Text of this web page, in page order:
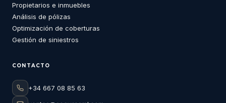
Propietarios e inmuebles
Análisis de pólizas
Optimización de coberturas
Gestión de siniestros
CONTACTO
+34 667 08 85 63